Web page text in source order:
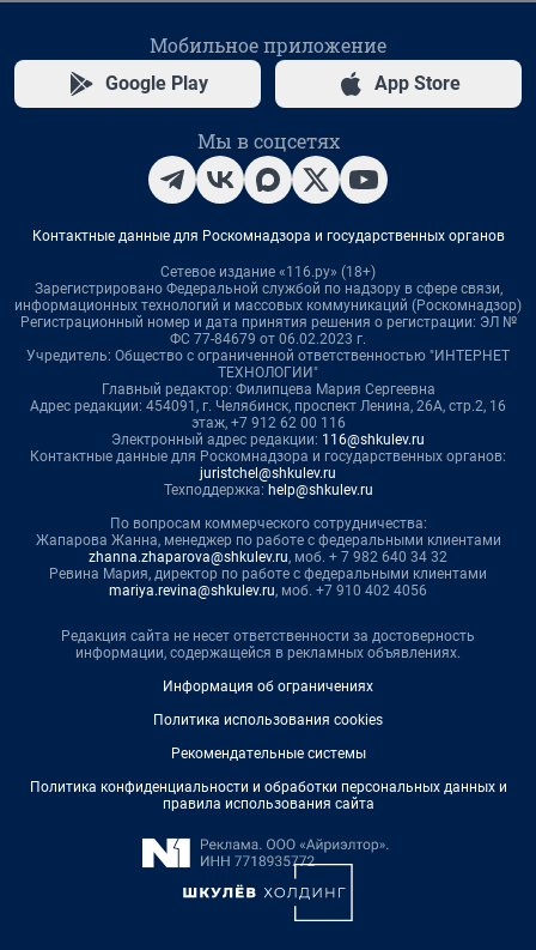
Мобильное приложение
Google Play App Store
Мы в соцсетях
Контактные данные для Роскомнадзора и государственных органов
Сетевое издание «116.ру» (18+)
Зарегистрировано Федеральной службой по надзору в сфере связи,
информационных технологий и массовых коммуникаций (Роскомнадзор)
Регистрационный номер и дата принятия решения о регистрации: ЭЛ №
ФС 77-84679 от 06.02.2023 г.
Учредитель: Общество с ограниченной ответственностью "ИНТЕРНЕТ
ТЕХНОЛОГИИ"
Главный редактор: Филипцева Мария Сергеевна
Адрес редакции: 454091, г. Челябинск, проспект Ленина, 26А, стр.2, 16
этаж, +7 912 62 00 116
Электронный адрес редакции: 116@shkulev.ru
Контактные данные для Роскомнадзора и государственных органов:
juristchel@shkulev.ru
Техподдержка: help@shkulev.ru
По вопросам коммерческого сотрудничества:
Жапарова Жанна, менеджер по работе с федеральными клиентами
zhanna.zhaparova@shkulev.ru, моб. + 7 982 640 34 32
Ревина Мария, директор по работе с федеральными клиентами
mariya.revina@shkulev.ru, моб. +7 910 402 4056
Редакция сайта не несет ответственности за достоверность
информации, содержащейся в рекламных объявлениях.
Информация об ограничениях
Политика использования cookies
Рекомендательные системы
Политика конфиденциальности и обработки персональных данных и
правила использования сайта